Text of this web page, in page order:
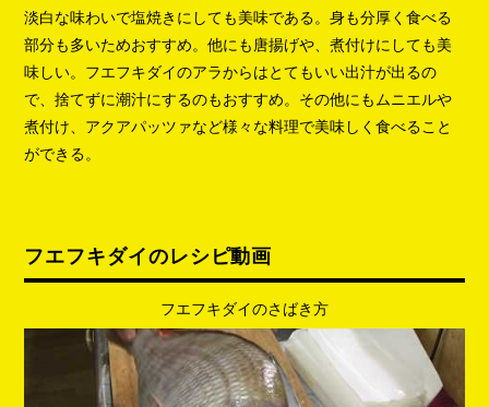
淡白な味わいで塩焼きにしても美味である。身も分厚く食べる
部分も多いためおすすめ。他にも唐揚げや、煮付けにしても美
味しい。フエフキダイのアラからはとてもいい出汁が出るの
で、捨てずに潮汁にするのもおすすめ。その他にもムニエルや
煮付け、アクアパッツァなど様々な料理で美味しく食べること
ができる。
フエフキダイのレシピ動画
フエフキダイのさばき方